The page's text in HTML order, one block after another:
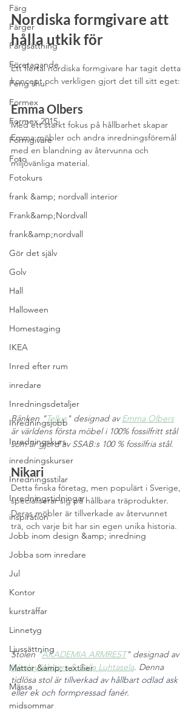
Färg
Färger
Färgsättning
Företagande
Feng shui
Formex
Formex 2015
Formgivare
Foto
Fotokurs
frank &amp; nordvall interior
Frank&amp;Nordvall
frank&amp;nordvall
Gör det själv
Golv
Hall
Halloween
Homestaging
IKEA
Inred efter rum
inredare
Inredningsdetaljer
Inredningsjobb
Inredningskurs
inredningskurser
Inredningsstilar
Inredningstidningar
inspiration
Jobb inom design &amp; inredning
Jobba som inredare
Jul
Kontor
kursträffar
Linnetyg
Ljussättning
Mattor &amp; textilier
Mässa
midsommar
Nordiska formgivare att
hålla utkik för
Ett flertal nordiska formgivare har tagit detta
koncept och verkligen gjort det till sitt eget:
Emma Olbers
Med ett starkt fokus på hållbarhet skapar
Emma möbler och andra inredningsföremål
med en blandning av återvunna och
miljövänliga material.
Bänken "Tellus" designad av Emma Olbers
är världens första möbel i 100% fossilfritt stål
som är gjord av SSAB:s 100 % fossilfria stål.
Nikari
Detta finska företag, men populärt i Sverige,
specialiserar sig på hållbara träprodukter.
Deras möbler är tillverkade av återvunnet
trä, och varje bit har sin egen unika historia.
Stolen "AKADEMIA ARMREST" designad av
Wesley Walters & Salla Luhtasela. Denna
tidlösa stol är tillverkad av hållbart odlad ask
eller ek och formpressad fanér.